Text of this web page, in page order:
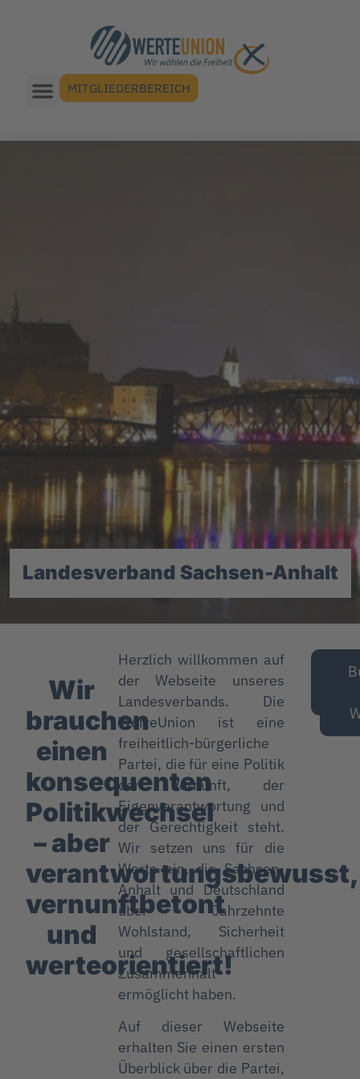
MITGLIEDERBEREICH
Landesverband Sachsen-Anhalt
Wir
brauchen
einen
konsequenten
Politikwechsel
– aber
verantwortungsbewusst,
vernunftbetont
und
werteorientiert!
Herzlich willkommen auf
der Webseite unseres
Landesverbands. Die
WerteUnion ist eine
freiheitlich-bürgerliche
Partei, die für eine Politik
der Vernunft, der
Eigenverantwortung und
der Gerechtigkeit steht.
Wir setzen uns für die
Werte ein, die Sachsen-
Anhalt und Deutschland
über Jahrzehnte
Wohlstand, Sicherheit
und gesellschaftlichen
Zusammenhalt
ermöglicht haben.
Auf dieser Webseite
erhalten Sie einen ersten
Überblick über die Partei,